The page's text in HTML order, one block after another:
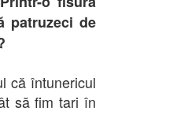
patruzeci de
că întunericul
să fim tari în